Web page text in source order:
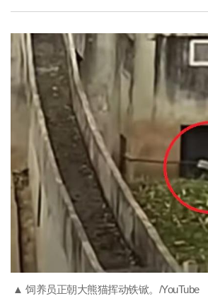
▲ 饲养员正朝大熊猫挥动铁锨。/YouTube